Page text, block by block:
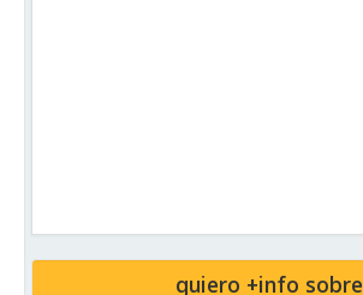
quiero +info sobre